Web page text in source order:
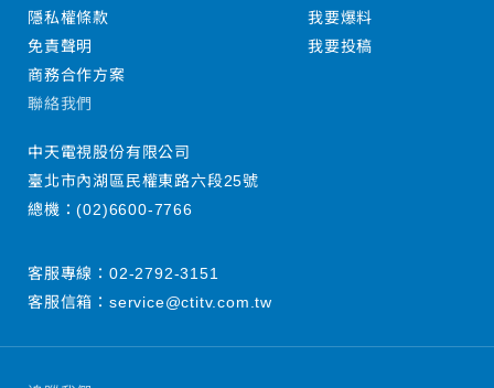
隱私權條款
免責聲明
商務合作方案
我要爆料
我要投稿
聯絡我們
中天電視股份有限公司
臺北市內湖區民權東路六段25號
總機：(02)6600-7766
客服專線： 02-2792-3151
客服信箱： service@ctitv.com.tw